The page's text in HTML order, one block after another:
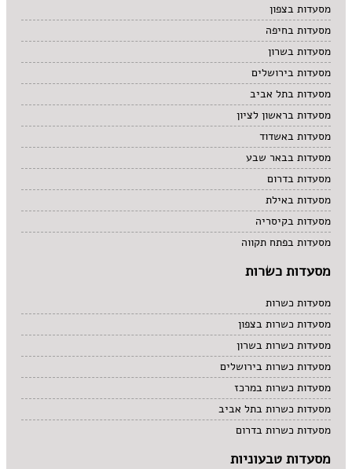
מסעדות בצפון
מסעדות בחיפה
מסעדות בשרון
מסעדות בירושלים
מסעדות בתל אביב
מסעדות בראשון לציון
מסעדות באשדוד
מסעדות בבאר שבע
מסעדות בדרום
מסעדות באילת
מסעדות בקיסריה
מסעדות בפתח תקווה
מסעדות כשרות
מסעדות כשרות
מסעדות כשרות בצפון
מסעדות כשרות בשרון
מסעדות כשרות בירושלים
מסעדות כשרות במרכז
מסעדות כשרות בתל אביב
מסעדות כשרות בדרום
מסעדות טבעוניות